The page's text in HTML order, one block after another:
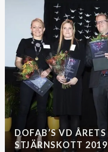
DOFAB’S VD
STJÄRNSKOTT 2019